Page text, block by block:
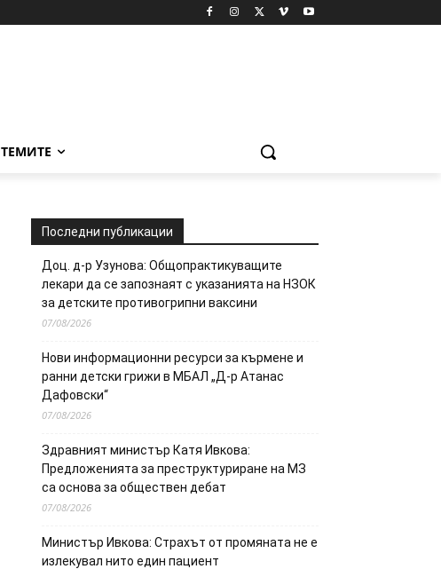
ТЕМИТЕ
Последни публикации
Доц. д-р Узунова: Общопрактикуващите
лекари да се запознаят с указанията на НЗОК
за детските противогрипни ваксини
07/08/2026
Нови информационни ресурси за кърмене и
ранни детски грижи в МБАЛ „Д-р Атанас
Дафовски“
07/08/2026
Здравният министър Катя Ивкова:
Предложенията за преструктуриране на МЗ
са основа за обществен дебат
07/08/2026
Министър Ивкова: Страхът от промяната не е
излекувал нито един пациент